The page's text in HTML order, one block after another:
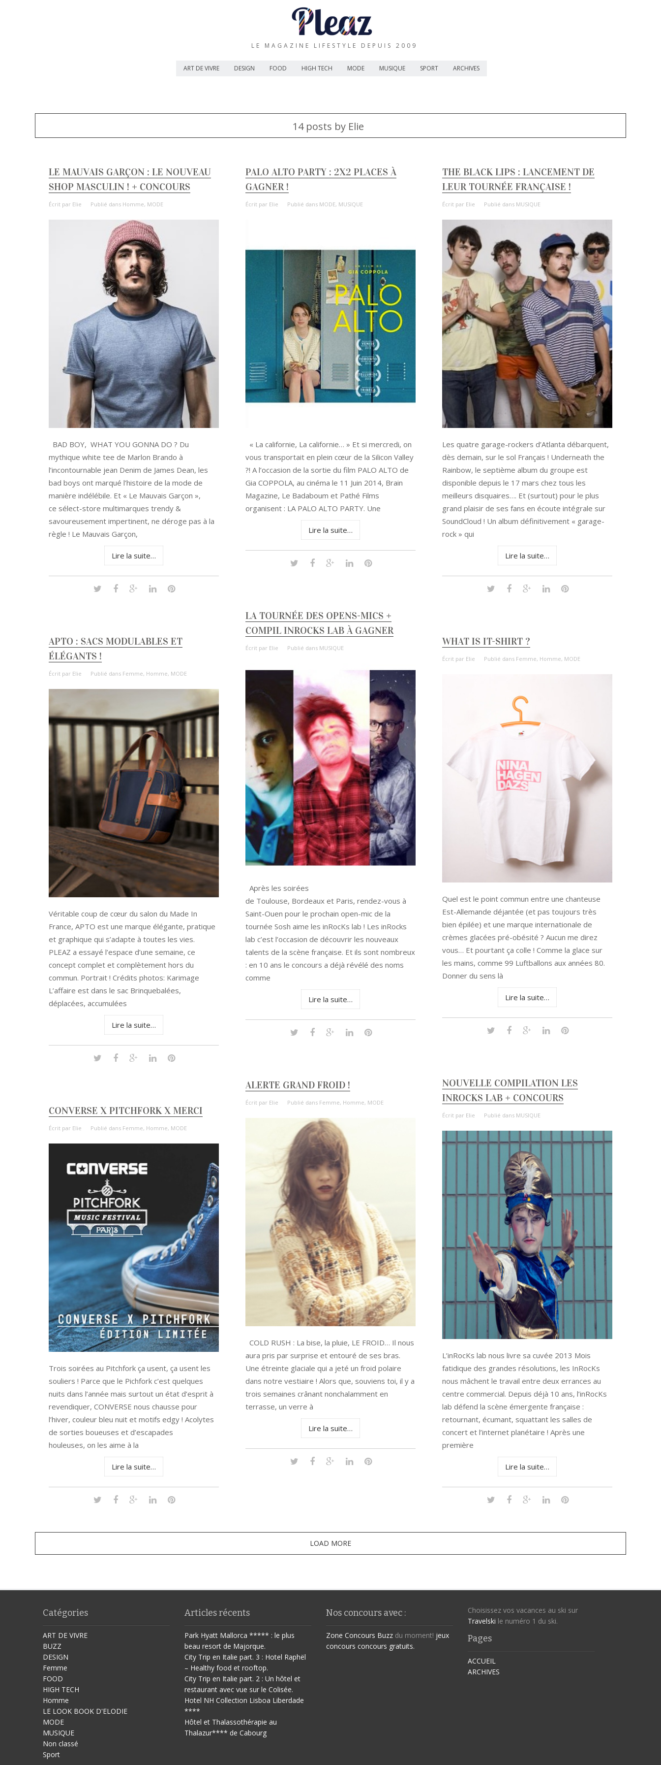
LE MAGAZINE LIFESTYLE DEPUIS 2009
ART DE VIVRE DESIGN FOOD HIGH TECH MODE MUSIQUE SPORT ARCHIVES
14 posts by Elie
LE MAUVAIS GARÇON : LE NOUVEAU
SHOP MASCULIN ! + CONCOURS
Écrit par Elie Publié dans Homme, MODE
BAD BOY, WHAT YOU GONNA DO ? Du
mythique white tee de Marlon Brando à
l’incontournable jean Denim de James Dean, les
bad boys ont marqué l’histoire de la mode de
manière indélébile. Et « Le Mauvais Garçon »,
ce sélect-store multimarques trendy &
savoureusement impertinent, ne déroge pas à la
règle ! Le Mauvais Garçon,
Lire la suite…
PALO ALTO PARTY : 2X2 PLACES À
GAGNER !
Écrit par Elie Publié dans MODE, MUSIQUE
« La californie, La californie… » Et si mercredi, on
vous transportait en plein cœur de la Silicon Valley
?! A l’occasion de la sortie du film PALO ALTO de
Gia COPPOLA, au cinéma le 11 Juin 2014, Brain
Magazine, Le Badaboum et Pathé Films
organisent : LA PALO ALTO PARTY. Une
Lire la suite…
THE BLACK LIPS : LANCEMENT DE
LEUR TOURNÉE FRANÇAISE !
Écrit par Elie Publié dans MUSIQUE
Les quatre garage-rockers d’Atlanta débarquent,
dès demain, sur le sol Français ! Underneath the
Rainbow, le septième album du groupe est
disponible depuis le 17 mars chez tous les
meilleurs disquaires…. Et (surtout) pour le plus
grand plaisir de ses fans en écoute intégrale sur
SoundCloud ! Un album définitivement « garage-
rock » qui
Lire la suite…
LA TOURNÉE DES OPENS-MICS +
COMPIL INROCKS LAB À GAGNER
Écrit par Elie Publié dans MUSIQUE
Après les soirées
de Toulouse, Bordeaux et Paris, rendez-vous à
Saint-Ouen pour le prochain open-mic de la
tournée Sosh aime les inRocKs lab ! Les inRocks
lab c’est l’occasion de découvrir les nouveaux
talents de la scène française. Et ils sont nombreux
: en 10 ans le concours a déjà révélé des noms
comme
Lire la suite…
APTO : SACS MODULABLES ET
ÉLÉGANTS !
Écrit par Elie Publié dans Femme, Homme, MODE
Véritable coup de cœur du salon du Made In
France, APTO est une marque élégante, pratique
et graphique qui s’adapte à toutes les vies.
PLEAZ a essayé l’espace d’une semaine, ce
concept complet et complètement hors du
commun. Portrait ! Crédits photos: Karimage
L’affaire est dans le sac Brinquebalées,
déplacées, accumulées
Lire la suite…
WHAT IS IT-SHIRT ?
Écrit par Elie Publié dans Femme, Homme, MODE
Quel est le point commun entre une chanteuse
Est-Allemande déjantée (et pas toujours très
bien épilée) et une marque internationale de
crèmes glacées pré-obésité ? Aucun me direz
vous… Et pourtant ça colle ! Comme la glace sur
les mains, comme 99 Luftballons aux années 80.
Donner du sens là
Lire la suite…
NOUVELLE COMPILATION LES
INROCKS LAB + CONCOURS
Écrit par Elie Publié dans MUSIQUE
L’inRocKs lab nous livre sa cuvée 2013 Mois
fatidique des grandes résolutions, les InRocKs
nous mâchent le travail entre deux errances au
centre commercial. Depuis déjà 10 ans, l’inRocKs
lab défend la scène émergente française :
retournant, écumant, squattant les salles de
concert et l’internet planétaire ! Après une
première
Lire la suite…
ALERTE GRAND FROID !
Écrit par Elie Publié dans Femme, Homme, MODE
COLD RUSH : La bise, la pluie, LE FROID… Il nous
aura pris par surprise et entouré de ses bras.
Une étreinte glaciale qui a jeté un froid polaire
dans notre vestiaire ! Alors que, souviens toi, il y a
trois semaines crânant nonchalamment en
terrasse, un verre à
Lire la suite…
CONVERSE X PITCHFORK X MERCI
Écrit par Elie Publié dans Femme, Homme, MODE
Trois soirées au Pitchfork ça usent, ça usent les
souliers ! Parce que le Pichfork c’est quelques
nuits dans l’année mais surtout un état d’esprit à
revendiquer, CONVERSE nous chausse pour
l’hiver, couleur bleu nuit et motifs edgy ! Acolytes
de sorties boueuses et d’escapades
houleuses, on les aime à la
Lire la suite…
LOAD MORE
Catégories
ART DE VIVRE
BUZZ
DESIGN
Femme
FOOD
HIGH TECH
Homme
LE LOOK BOOK D'ELODIE
MODE
MUSIQUE
Non classé
Sport
Articles récents
Park Hyatt Mallorca ***** : le plus
beau resort de Majorque.
City Trip en Italie part. 3 : Hotel Raphël
– Healthy food et rooftop.
City Trip en Italie part. 2 : Un hôtel et
restaurant avec vue sur le Colisée.
Hotel NH Collection Lisboa Liberdade
****
Hôtel et Thalassothérapie au
Thalazur**** de Cabourg
Nos concours avec :
Zone Concours Buzz du moment! jeux
concours concours gratuits.
Choisissez vos vacances au ski sur
Travelski le numéro 1 du ski.
Pages
ACCUEIL
ARCHIVES